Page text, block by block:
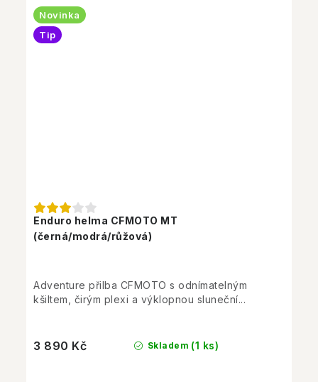
Enduro helma CFMOTO MT
(černá/modrá/růžová)
Novinka
Tip
Skladem (1 ks)
3 890 Kč
Adventure přilba CFMOTO s odnímatelným
kšiltem, čirým plexi a výklopnou sluneční...